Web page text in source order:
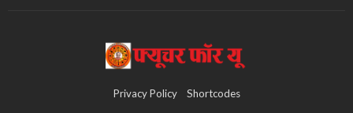
Privacy Policy Shortcodes